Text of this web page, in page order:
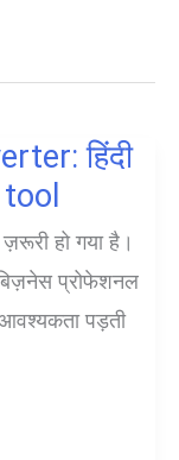
हिंदी
हो गया है।
बिज़नेस प्रोफेशनल
पड़ती